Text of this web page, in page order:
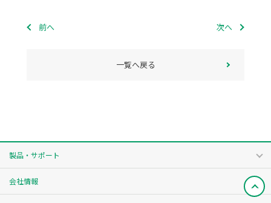
前へ 次へ
一覧へ戻る
製品・サポート
会社情報